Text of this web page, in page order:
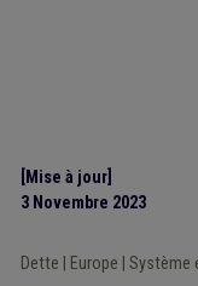
[Mise à jour]
3 Novembre 2023
Dette Europe Système